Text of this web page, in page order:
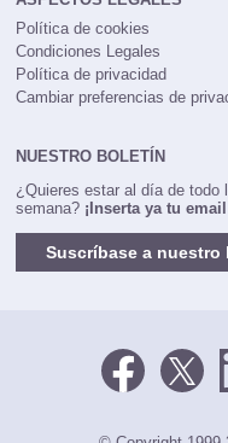
ASPECTOS LEGALES
Política de cookies
Condiciones Legales
Política de privacidad
¿Quieres estar al día de todo
Suscríbase a nuestro